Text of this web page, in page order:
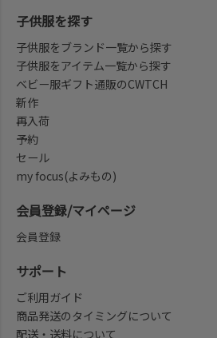
子供服を探す
子供服をブランド一覧から探す
子供服をアイテム一覧から探す
ベビー服ギフト通販のCWTCH
新作
再入荷
予約
セール
my focus(よみもの)
会員登録/マイページ
会員登録
サポート
ご利用ガイド
商品発送のタイミングについて
配送・送料について